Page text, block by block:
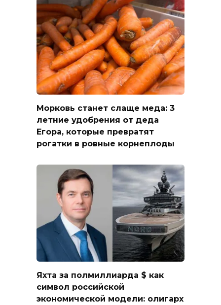
Морковь станет слаще меда: 3
летние удобрения от деда
Егора, которые превратят
рогатки в ровные корнеплоды
Яхта за полмиллиарда $ как
символ российской
экономической модели: олигарх